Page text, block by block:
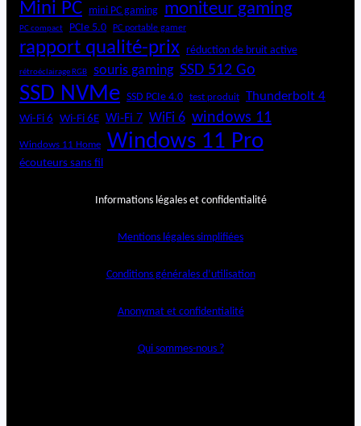
Mini PC mini PC gaming moniteur gaming
PC compact PCIe 5.0 PC portable gamer
rapport qualité-prix réduction de bruit active
rétroéclairage RGB souris gaming SSD 512 Go
SSD NVMe SSD PCIe 4.0 test produit Thunderbolt 4
Wi-Fi 6 Wi-Fi 6E Wi-Fi 7 WiFi 6 windows 11
Windows 11 Home Windows 11 Pro
écouteurs sans fil
Informations légales et confidentialité
Mentions légales simplifiées
Conditions générales d’utilisation
Anonymat et confidentialité
Qui sommes-nous ?